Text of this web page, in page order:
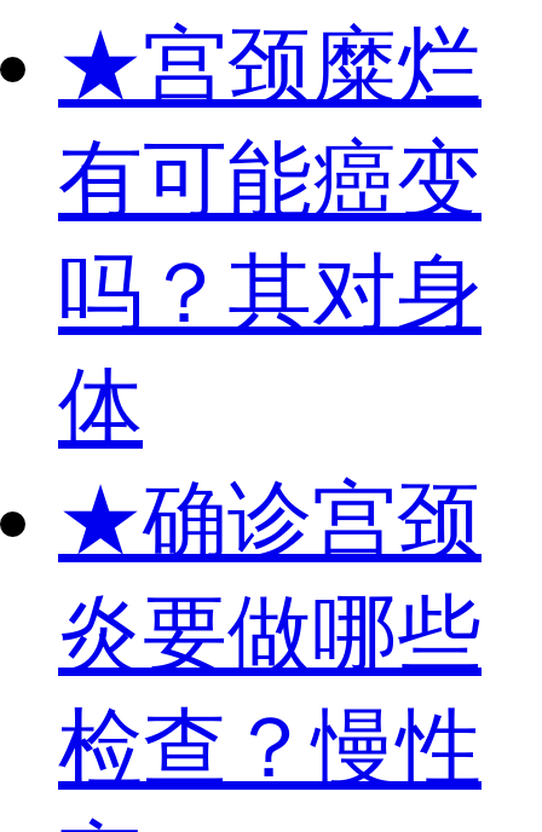
★宫颈糜烂
有可能癌变
吗？其对身
体
★确诊宫颈
炎要做哪些
检查？慢性